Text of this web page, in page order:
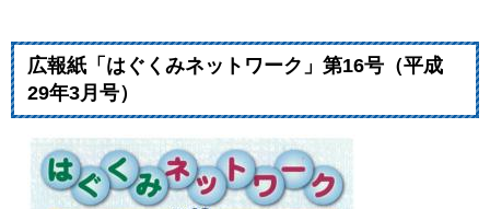
広報紙「はぐくみネットワーク」第16号（平成
29年3月号）